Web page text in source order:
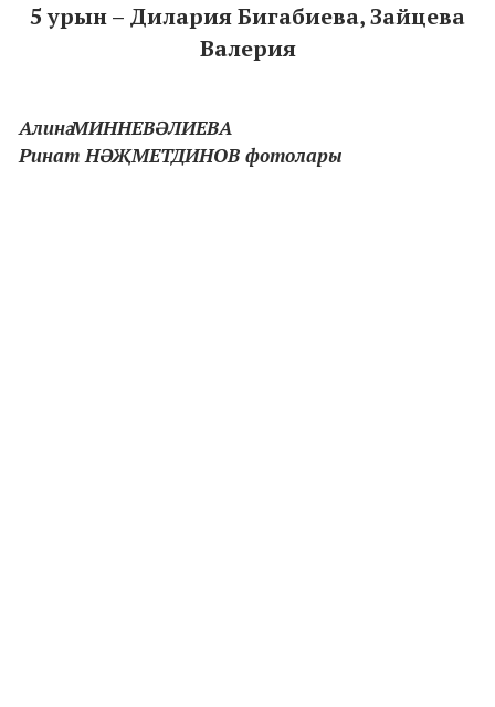
5 урын – Дилария Бигабиева, Зайцева
Валерия
Алинә МИННЕВӘЛИЕВА
Ринат НӘҖМЕТДИНОВ фотолары